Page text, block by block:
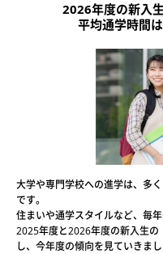
2026年度の新入
平均通学時間は
大学や専門学校への進学は、多
です。
住まいや通学スタイルなど、毎
2025年度と2026年度の新入生
し、今年度の傾向を見ていきまし